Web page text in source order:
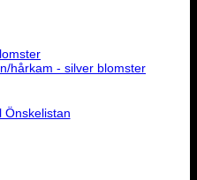
Önskelistan